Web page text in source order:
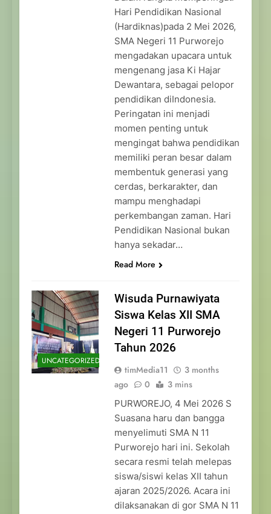
Hari Pendidikan Nasional
(Hardiknas)pada 2 Mei 2026,
SMA Negeri 11 Purworejo
mengadakan upacara untuk
mengenang jasa Ki Hajar
Dewantara, sebagai pelopor
pendidikan diIndonesia.
Peringatan ini menjadi
momen penting untuk
mengingat bahwa pendidikan
memiliki peran besar dalam
membentuk generasi yang
cerdas, berkarakter, dan
mampu menghadapi
perkembangan zaman. Hari
Pendidikan Nasional bukan
hanya sekadar…
Read More
UNCATEGORIZED
Wisuda Purnawiyata
Siswa Kelas XII SMA
Negeri 11 Purworejo
Tahun 2026
timMedia11
3 months
ago
0 3 mins
PURWOREJO, 4 Mei 2026 S
Suasana haru dan bangga
menyelimuti SMA N 11
Purworejo hari ini. Sekolah
secara resmi telah melepas
siswa/siswi kelas XII tahun
ajaran 2025/2026. Acara ini
dilaksanakan di gor SMA N 11